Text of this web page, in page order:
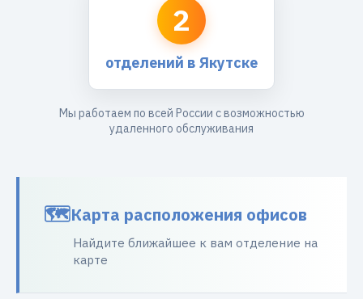
2
отделений в Якутске
Мы работаем по всей России с возможностью
удаленного обслуживания
Карта расположения офисов
Найдите ближайшее к вам отделение на
карте